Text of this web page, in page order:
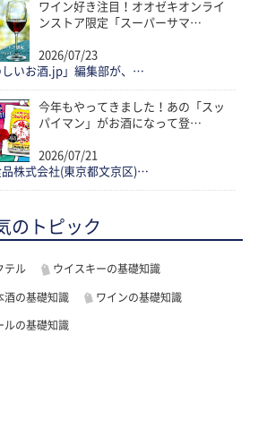
ワイン好き注目！オオゼキオンライ
ンストア限定「スーパーサマ…
2026/07/23
しいお酒.jp」編集部が、…
今年もやってきました！あの「スッ
パイマン」がお酒になって登…
2026/07/21
品株式会社(東京都文京区)…
のトピック
テル ウイスキーの基礎知識
酒の基礎知識 ワインの基礎知識
ルの基礎知識